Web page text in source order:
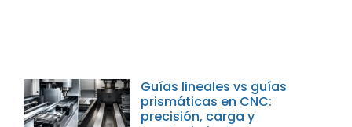
Guías lineales vs guías
prismáticas en CNC:
precisión, carga y